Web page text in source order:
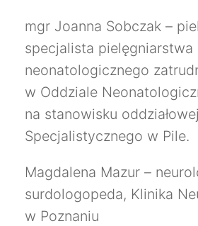
mgr Joanna Sobczak –
specjalista pielęgniarstwa
neonatologicznego
w Oddziale
na stanowisku
Specjalistycznego w Pile.
Magdalena Mazur –
surdologopeda, Klinika
w Poznaniu